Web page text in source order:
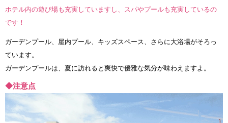
ホテル内の遊び場も充実していますし、スパやプールも充実しているの
です！
ガーデンプール、屋内プール、キッズスペース、さらに大浴場がそろっ
ています。
ガーデンプールは、夏に訪れると爽快で優雅な気分が味わえますよ。
◆注意点